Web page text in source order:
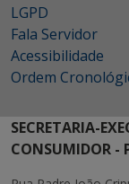
LGPD
Fala Servidor
Acessibilidade
Ordem
SECRETARIA-
CONSUMIDOR -